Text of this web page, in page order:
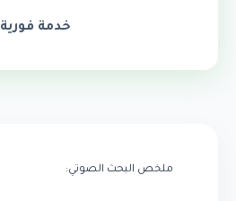
خدمة فورية
ملخص البحث الصوتي: